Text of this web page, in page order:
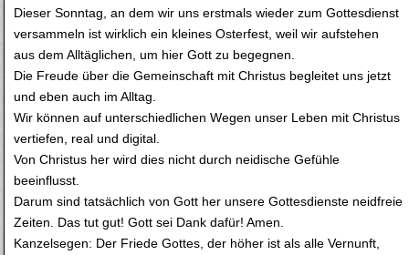
Dieser Sonntag, an dem wir uns erstmals wieder zum Gottesdienst
versammeln ist wirklich ein kleines Osterfest, weil wir aufstehen
aus dem Alltäglichen, um hier Gott zu begegnen.
Die Freude über die Gemeinschaft mit Christus begleitet uns jetzt
und eben auch im Alltag.
Wir können auf unterschiedlichen Wegen unser Leben mit Christus
vertiefen, real und digital.
Von Christus her wird dies nicht durch neidische Gefühle
beeinflusst.
Darum sind tatsächlich von Gott her unsere Gottesdienste neidfreie
Zeiten. Das tut gut! Gott sei Dank dafür! Amen.
Kanzelsegen: Der Friede Gottes, der höher ist als alle Vernunft,